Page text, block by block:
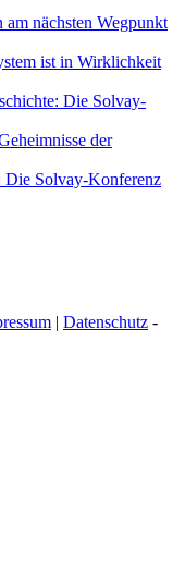
am nächsten Wegpunkt
ist in Wirklichkeit
Die Solvay-
der
Die Solvay-Konferenz
| Datenschutz -